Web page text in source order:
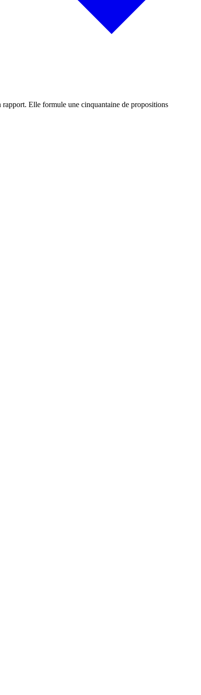
rapport. Elle formule une cinquantaine de propositions